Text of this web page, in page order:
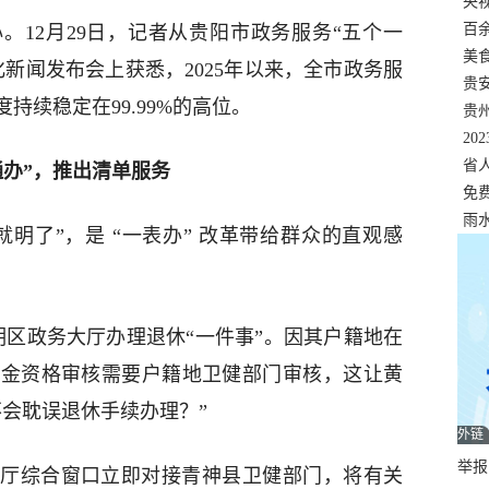
12月29日，记者从贵阳市政务服务“五个一
闻发布会上获悉，2025年以来，全市政务服
续稳定在99.99%的高位。
”，推出清单服务
明了”，是 “一表办” 改革带给群众的直观感
政务大厅办理退休“一件事”。因其户籍地在
资格审核需要户籍地卫健部门审核，这让黄
耽误退休手续办理？”
综合窗口立即对接青神县卫健部门，将有关
温
百
正
美
两
贵
贵
名
色
省
资
免
展
雨
外链
举